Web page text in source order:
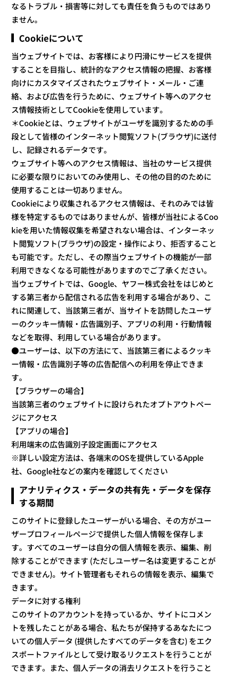
なるトラブル・損害等に対しても責任を負うものではあり
ません。
Cookieについて
当ウェブサイトでは、お客様により円滑にサービスを提供
することを目指し、統計的なアクセス情報の把握、お客様
向けにカスタマイズされたウェブサイト・メール・ご連
絡、および広告を行うために、ウェブサイト等へのアクセ
ス情報技術としてCookieを使用しています。
＊Cookieとは、ウェブサイトがユーザを識別するための手
段として皆様のインターネット閲覧ソフト(ブラウザ)に送付
し、記録されるデータです。
ウェブサイト等へのアクセス情報は、当社のサービス提供
に必要な限りにおいてのみ使用し、その他の目的のために
使用することは一切ありません。
Cookieにより収集されるアクセス情報は、それのみでは皆
様を特定するものではありませんが、皆様が当社によるCoo
kieを用いた情報収集を希望されない場合は、インターネッ
ト閲覧ソフト(ブラウザ)の設定・操作により、拒否すること
も可能です。ただし、その際当ウェブサイトの機能が一部
利用できなくなる可能性がありますのでご了承ください。
当ウェブサイトでは、Google、ヤフー株式会社をはじめと
する第三者から配信される広告を利用する場合があり、こ
れに関連して、当該第三者が、当サイトを訪問したユーザ
ーのクッキー情報・広告識別子、アプリの利用・行動情報
などを取得、利用している場合があります。
●ユーザーは、以下の方法にて、当該第三者によるクッキ
ー情報・広告識別子等の広告配信への利用を停止できま
す。
【ブラウザーの場合】
当該第三者のウェブサイトに設けられたオプトアウトペー
ジにアクセス
【アプリの場合】
利用端末の広告識別子設定画面にアクセス
※詳しい設定方法は、各端末のOSを提供しているApple
社、Google社などの案内を確認してください
アナリティクス・データの共有先・データを保存
する期間
このサイトに登録したユーザーがいる場合、その方がユー
ザープロフィールページで提供した個人情報を保存しま
す。すべてのユーザーは自分の個人情報を表示、編集、削
除することができます (ただしユーザー名は変更することが
できません)。サイト管理者もそれらの情報を表示、編集で
きます。
データに対する権利
このサイトのアカウントを持っているか、サイトにコメン
トを残したことがある場合、私たちが保持するあなたにつ
いての個人データ (提供したすべてのデータを含む) をエク
スポートファイルとして受け取るリクエストを行うことが
できます。また、個人データの消去リクエストを行うこと